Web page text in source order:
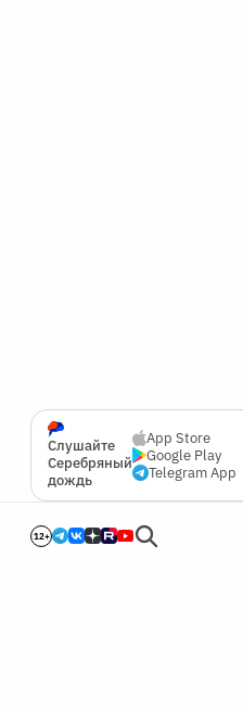
Слушайте
Серебряный
дождь
App Store
Google Play
Telegram App
12+